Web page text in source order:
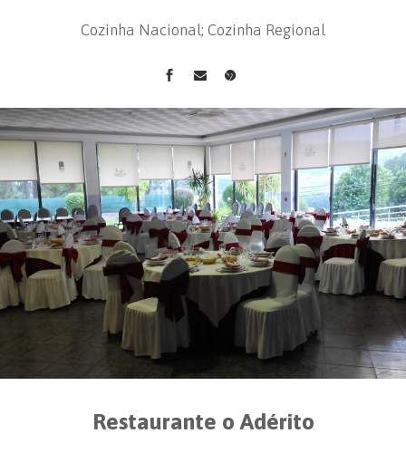
Cozinha Nacional; Cozinha Regional
Restaurante o Adérito